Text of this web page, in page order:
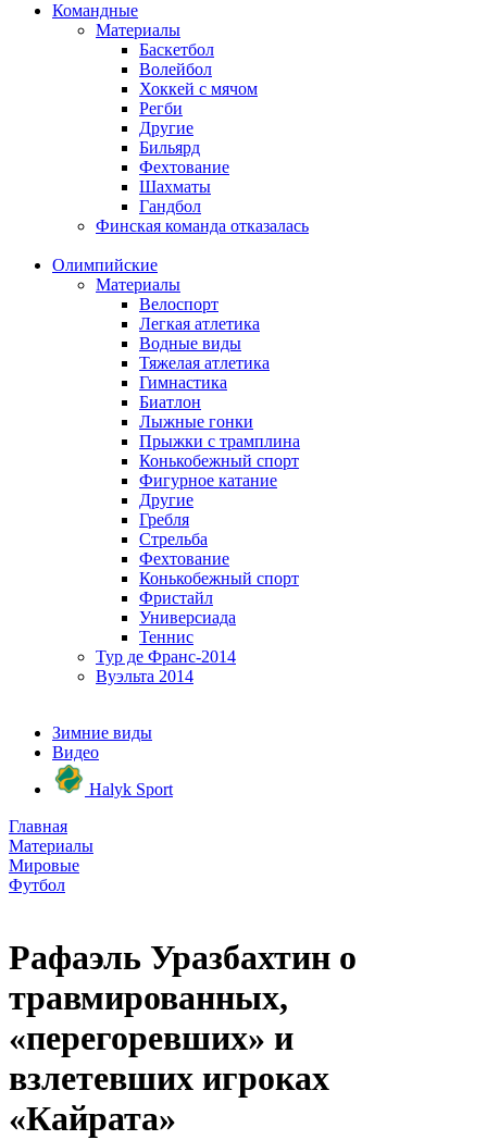
Командные
Материалы
Баскетбол
Волейбол
Хоккей с мячом
Регби
Другие
Бильярд
Фехтование
Шахматы
Гандбол
Финская команда отказалась
Олимпийские
Материалы
Велоспорт
Легкая атлетика
Водные виды
Тяжелая атлетика
Гимнастика
Биатлон
Лыжные гонки
Прыжки с трамплина
Конькобежный спорт
Фигурное катание
Другие
Гребля
Стрельба
Фехтование
Конькобежный спорт
Фристайл
Универсиада
Теннис
Тур де Франс-2014
Вуэльта 2014
Зимние виды
Видео
Halyk Sport
Главная
Материалы
Мировые
Футбол
Рафаэль Уразбахтин о
травмированных,
«перегоревших» и
взлетевших игроках
«Кайрата»